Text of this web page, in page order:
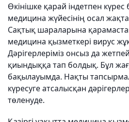
Өкінішке қарай індетпен
медицина жүйесінің осал
Сақтық шараларына
медицина қызметкері вирус
Дәрігерлеріміз онсыз да
қиындыққа тап болдық. Бұл
бақылауымда. Нақты
күресуге атса­лыс­қан
төле­нуде.